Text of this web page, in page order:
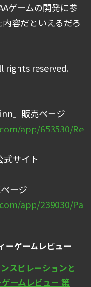
ゲームの開発に参
容だといえるだろ
rights reserved.
』販売ページ
app/653530/Re
式サイト
ージ
app/239030/Pa
ーゲームレビュー
スピレーションと
ームレビュー 第